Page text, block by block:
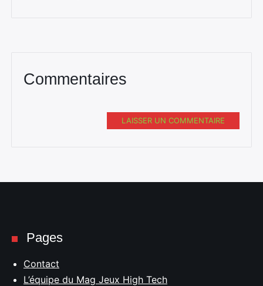
Commentaires
LAISSER UN COMMENTAIRE
Pages
Contact
L’équipe du Mag Jeux High Tech